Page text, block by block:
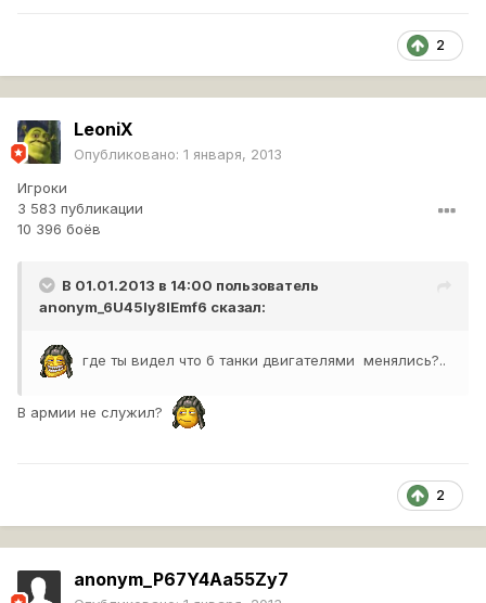
2
LeoniX
Опубликовано: 1 января, 2013
Игроки
3 583 публикации
10 396 боёв
В 01.01.2013 в 14:00 пользователь
anonym_6U45ly8lEmf6 сказал:
где ты видел что б танки двигателями менялись?..
В армии не служил?
2
anonym_P67Y4Aa55Zy7